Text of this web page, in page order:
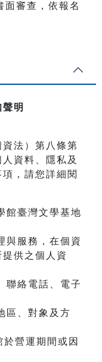
審查，依報名
明
法）第八條第
資料、隱私及
，請您詳細閱
臺灣文學基地
服務，在個資
供之個人資
絡電話、電子
、對象及方
營運期間或因